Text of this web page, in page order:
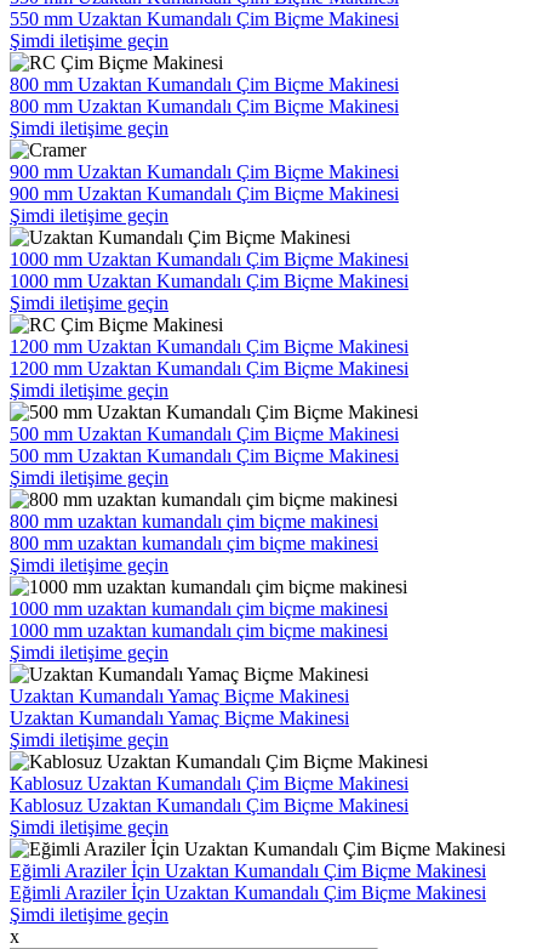
550 mm Uzaktan Kumandalı Çim Biçme Makinesi
Şimdi iletişime geçin
800 mm Uzaktan Kumandalı Çim Biçme Makinesi
800 mm Uzaktan Kumandalı Çim Biçme Makinesi
Şimdi iletişime geçin
900 mm Uzaktan Kumandalı Çim Biçme Makinesi
900 mm Uzaktan Kumandalı Çim Biçme Makinesi
Şimdi iletişime geçin
1000 mm Uzaktan Kumandalı Çim Biçme Makinesi
1000 mm Uzaktan Kumandalı Çim Biçme Makinesi
Şimdi iletişime geçin
1200 mm Uzaktan Kumandalı Çim Biçme Makinesi
1200 mm Uzaktan Kumandalı Çim Biçme Makinesi
Şimdi iletişime geçin
500 mm Uzaktan Kumandalı Çim Biçme Makinesi
500 mm Uzaktan Kumandalı Çim Biçme Makinesi
Şimdi iletişime geçin
800 mm uzaktan kumandalı çim biçme makinesi
800 mm uzaktan kumandalı çim biçme makinesi
Şimdi iletişime geçin
1000 mm uzaktan kumandalı çim biçme makinesi
1000 mm uzaktan kumandalı çim biçme makinesi
Şimdi iletişime geçin
Uzaktan Kumandalı Yamaç Biçme Makinesi
Uzaktan Kumandalı Yamaç Biçme Makinesi
Şimdi iletişime geçin
Kablosuz Uzaktan Kumandalı Çim Biçme Makinesi
Kablosuz Uzaktan Kumandalı Çim Biçme Makinesi
Şimdi iletişime geçin
Eğimli Araziler İçin Uzaktan Kumandalı Çim Biçme Makinesi
Eğimli Araziler İçin Uzaktan Kumandalı Çim Biçme Makinesi
Şimdi iletişime geçin
x